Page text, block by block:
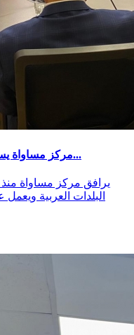
مركز مساواة يستعرض ورقة عمل حول إقامة المناطق...
البلدات العربية